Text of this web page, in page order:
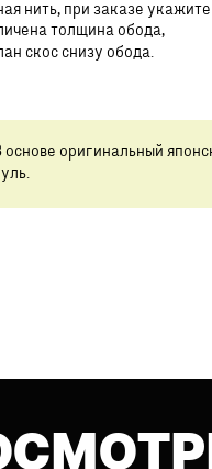
нить, при заказе
толщина обода,
скос снизу обода.
основе оригинальный